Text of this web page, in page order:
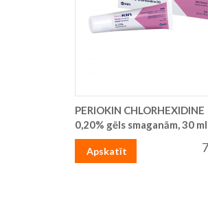
PERIOKIN CHLORHEXIDINE
0,20% gēls smaganām, 30 ml
Apskatīt